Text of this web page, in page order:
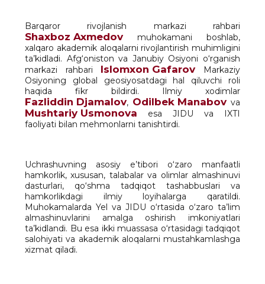
Barqaror rivojlanish markazi rahbari
Shaxboz Axmedov muhokamani boshlab,
xalqaro akademik aloqalarni rivojlantirish muhimligini
ta’kidladi. Afg‘oniston va Janubiy Osiyoni o‘rganish
markazi rahbari Islomxon Gafarov Markaziy
Osiyoning global geosiyosatdagi hal qiluvchi roli
haqida fikr bildirdi. Ilmiy xodimlar
Fazliddin Djamalov, Odilbek Manabov va
Mushtariy Usmonova esa JIDU va IXTI
faoliyati bilan mehmonlarni tanishtirdi.
Uchrashuvning asosiy e’tibori o‘zaro manfaatli
hamkorlik, xususan, talabalar va olimlar almashinuvi
dasturlari, qo‘shma tadqiqot tashabbuslari va
hamkorlikdagi ilmiy loyihalarga qaratildi.
Muhokamalarda Yel va JIDU o‘rtasida o‘zaro ta’lim
almashinuvlarini amalga oshirish imkoniyatlari
ta’kidlandi. Bu esa ikki muassasa o‘rtasidagi tadqiqot
salohiyati va akademik aloqalarni mustahkamlashga
xizmat qiladi.